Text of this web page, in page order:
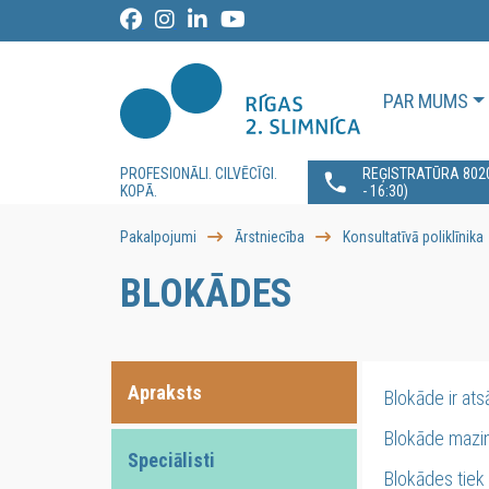
PAR MUMS
PROFESIONĀLI. CILVĒCĪGI.
KOPĀ.
REĢISTRATŪRA
- 16:30)
Pakalpojumi Ārstniecība Konsultatīvā poliklīnika
BLOKĀDES
Apraksts
Speciālisti
Blokāde ir
Blokāde
Blokādes